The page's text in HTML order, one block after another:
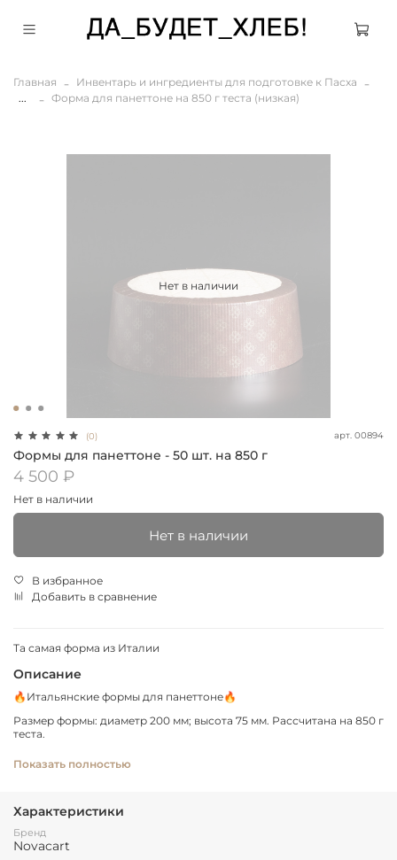
Главная
Инвентарь и ингредиенты для подготовке к Пасха
...
Форма для панеттоне на 850 г теста (низкая)
Нет в наличии
(0) арт. 00894
Формы для панеттоне - 50 шт. на 850 г
4 500 ₽
Нет в наличии
Нет в наличии
В избранное
Добавить в сравнение
Та самая форма из Италии
Описание
🔥Итальянские формы для панеттоне🔥
Размер формы: диаметр 200 мм; высота 75 мм. Рассчитана на 850 г
теста.
Бумажная форма для расстойки и выпечки панеттоне
изготовлена из пищевого гофрированного картона.
В набор входит 50 форм одинакового размера и расцветки.
Показать полностью
Характеристики
Бренд
Novacart